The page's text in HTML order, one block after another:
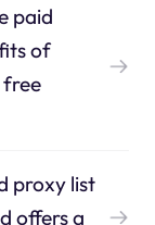
paid
of
free
proxy list
offers a